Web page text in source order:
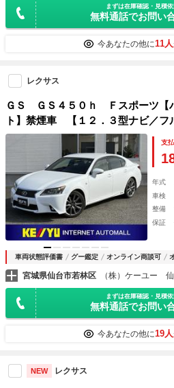
まずは在庫確認・見積
無料通話でお問い
今あなたの他に11人
レクサス
ＧＳ ＧＳ４５０ｈ Ｆスポーツ【
ト】禁煙車 【１２．３型ナビ／フ
カメラ】【追従クルコン／ＢＳＭ／
動トランク】【シートヒーター＆
【純正１９インチアルミ】【電動リ
支
年式
車検
整備
保証
車両状態評価書 グー鑑定 オンライン商談可
宮城県仙台市若林区 （株）ケーユー
まずは在庫確認・見積
無料通話でお問い
今あなたの他に19人
NEW レクサス